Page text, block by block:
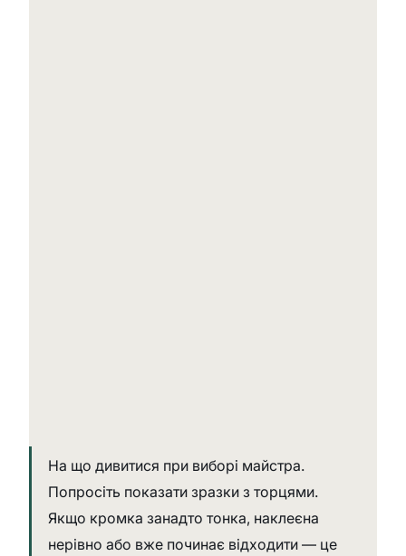
На що дивитися при виборі майстра.
Попросіть показати зразки з торцями.
Якщо кромка занадто тонка, наклеєна
нерівно або вже починає відходити — це